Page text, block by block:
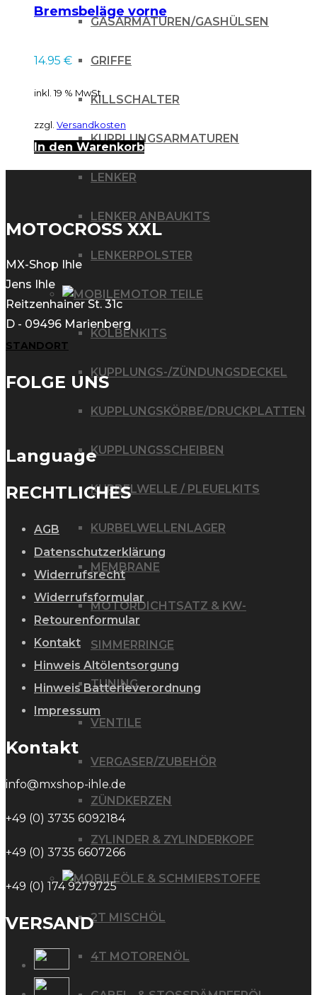
GASARMATUREN/GASHÜLSEN
GRIFFE
KILLSCHALTER
KUPPLUNGSARMATUREN
LENKER
LENKER ANBAUKITS
LENKERPOLSTER
MOTOR TEILE
KOLBENKITS
KUPPLUNGS-/ZÜNDUNGSDECKEL
KUPPLUNGSKÖRBE/DRUCKPLATTEN
KUPPLUNGSSCHEIBEN
KURBELWELLE / PLEUELKITS
KURBELWELLENLAGER
MEMBRANE
MOTORDICHTSATZ & KW-
SIMMERRINGE
TUNING
VENTILE
VERGASER/ZUBEHÖR
ZÜNDKERZEN
ZYLINDER & ZYLINDERKOPF
ÖLE & SCHMIERSTOFFE
2T MISCHÖL
4T MOTORENÖL
Bremsbeläge vorne
Quad Yamaha 700
links
14.95 €
inkl. 19 % MwSt.
zzgl. Versandkosten
In den Warenkorb
MOTOCROSS XXL
MX-Shop Ihle
Jens Ihle
Reitzenhainer St. 31c
D - 09496 Marienberg
STANDORT
FOLGE UNS
Language
RECHTLICHES
AGB
Datenschutzerklärung
Widerrufsrecht
Widerrufsformular
Retourenformular
Kontakt
Hinweis Altölentsorgung
Hinweis Batterieverordnung
Impressum
Kontakt
info@mxshop-ihle.de
+49 (0) 3735 6092184
+49 (0) 3735 6607266
+49 (0) 174 9279725
VERSAND